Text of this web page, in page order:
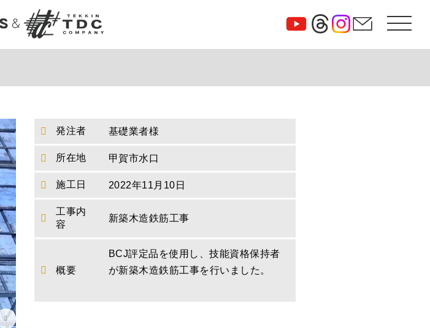
発注者 基礎業者様
所在地 甲賀市水口
施工日 2022年11月10日
工事内
容
新築木造鉄筋工事
概要
BCJ評定品を使用し、技能資格保持者
が新築木造鉄筋工事を行いました。